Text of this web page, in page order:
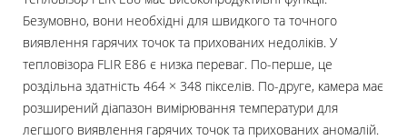
Безумовно, вони необхідні для швидкого та точного
виявлення гарячих точок та прихованих недоліків. У
тепловізора FLIR E86 є низка переваг. По-перше, це
роздільна здатність 464 × 348 пікселів. По-друге, камера має
розширений діапазон вимірювання температури для
легшого виявлення гарячих точок та прихованих аномалій.